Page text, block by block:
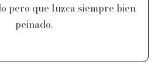
pero que luzca siempre bien
peinado.